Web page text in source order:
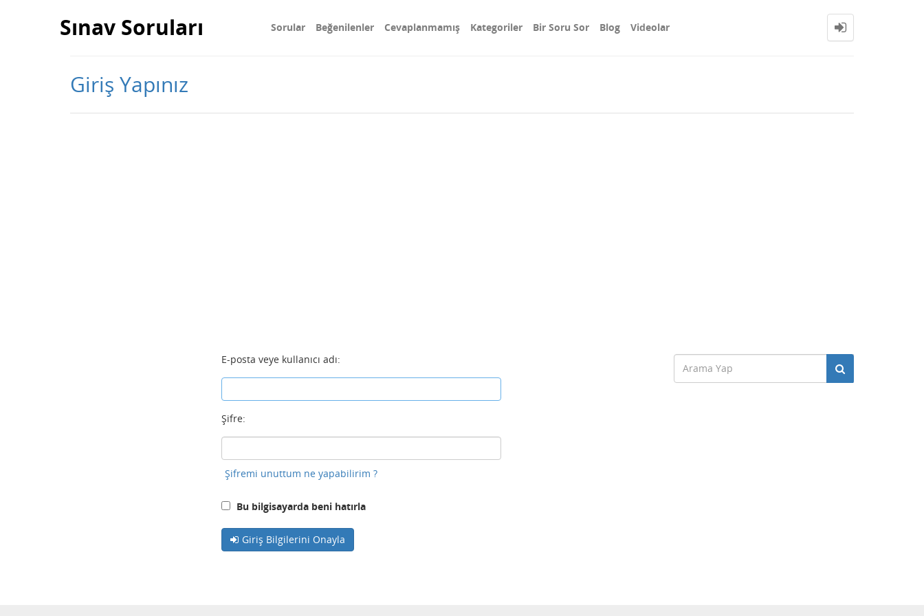
Sınav Soruları Sorular Beğenilenler Cevaplanmamış Kategoriler Bir Soru Sor Blog Videolar
Giriş Yapınız
E-posta veye kullanıcı adı:
Şifre:
Şifremi unuttum ne yapabilirim ?
Bu bilgisayarda beni hatırla
Giriş Bilgilerini Onayla